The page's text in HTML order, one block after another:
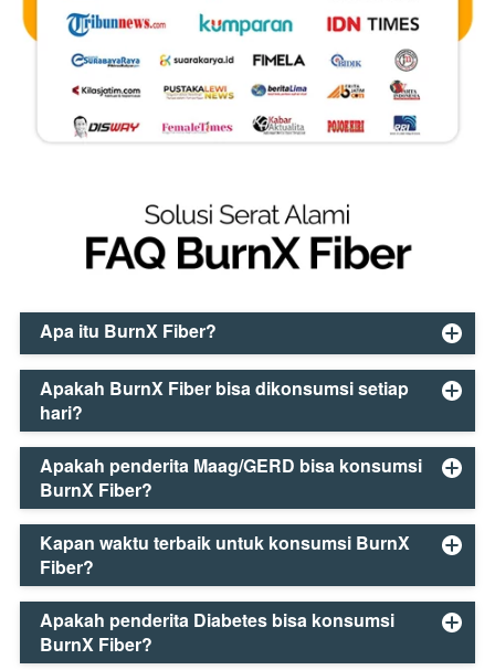
Apa itu BurnX Fiber?
Apakah BurnX Fiber bisa dikonsumsi setiap
hari?
Apakah penderita Maag/GERD bisa konsumsi
BurnX Fiber?
Kapan waktu terbaik untuk konsumsi BurnX
Fiber?
Apakah penderita Diabetes bisa konsumsi
BurnX Fiber?